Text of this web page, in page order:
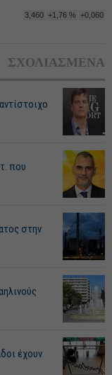
3,460 +1,76 % +0,060
ΣΧΟΛΙΑΣΜΕΝΑ
που
στην
έχουν